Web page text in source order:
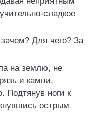
сладкое
Для чего? За
на землю, не
и камни,
Подтянув ноги к
острым